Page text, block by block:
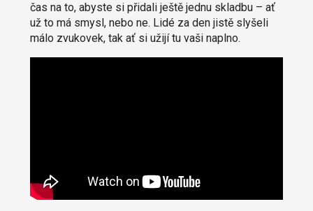
čas na to, abyste si přidali ještě jednu skladbu – ať
už to má smysl, nebo ne. Lidé za den jistě slyšeli
málo zvukovek, tak ať si užijí tu vaši naplno.